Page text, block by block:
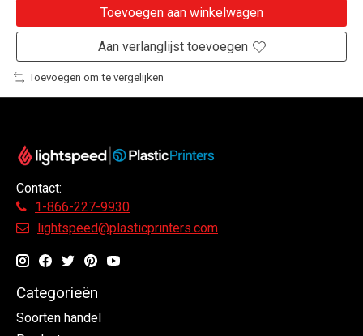
Toevoegen aan winkelwagen
Aan verlanglijst toevoegen
Toevoegen om te vergelijken
Contact:
1-866-227-9930
lightspeed@plasticprinters.com
Categorieën
Soorten handel